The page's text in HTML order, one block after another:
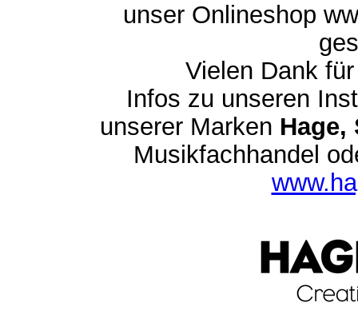
unser Onlineshop
Vielen Dank
Infos zu unseren
unserer Marken Hage,
Musikfachhandel